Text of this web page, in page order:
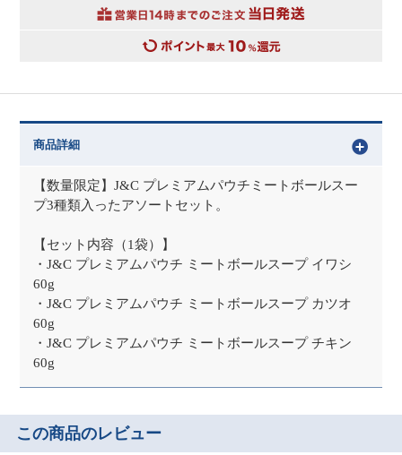
商品詳細
【数量限定】J&C プレミアムパウチミートボールスー
プ3種類入ったアソートセット。
【セット内容（1袋）】
・J&C プレミアムパウチ ミートボールスープ イワシ
60g
・J&C プレミアムパウチ ミートボールスープ カツオ
60g
・J&C プレミアムパウチ ミートボールスープ チキン
60g
この商品のレビュー